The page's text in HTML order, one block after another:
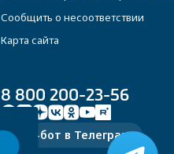
Сообщить о несоответствии
Карта сайта
8 800 200-23-56
Чат-бот в Телеграм